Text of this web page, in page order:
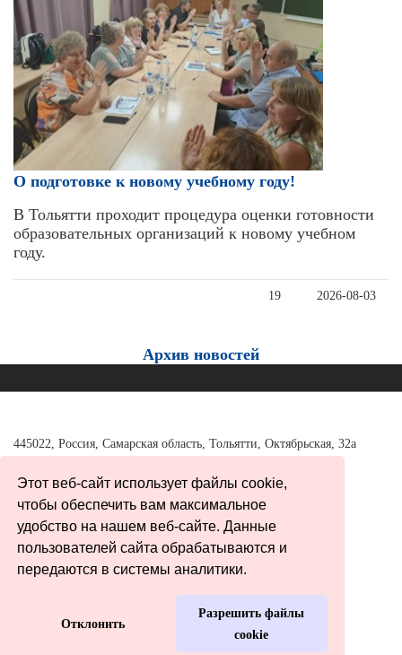
Этот веб-сайт использует файлы cookie,
чтобы обеспечить вам максимальное
удобство на нашем веб-сайте. Данные
пользователей сайта обрабатываются и
передаются в системы аналитики.
Отклонить
Разрешить файлы
cookie
О подготовке к новому учебному году!
В Тольятти проходит процедура оценки готовности
образовательных организаций к новому учебном
году.
2026-08-03
19
Архив новостей
445022, Россия, Самарская область, Тольятти, Октябрьская, 32а
tgl_adm@63edu.ru office@tumon.ru
© 2020 «Министерство образования Самарской области.